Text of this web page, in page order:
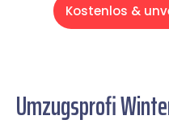
Kostenlos &
Umzugsprofi